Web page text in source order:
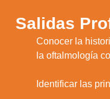
Salidas
Conocer la
la oftalmología
Identificar las